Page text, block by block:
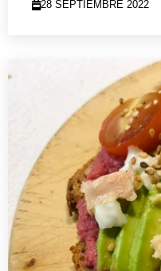
28 SEPTIEMBRE 2022